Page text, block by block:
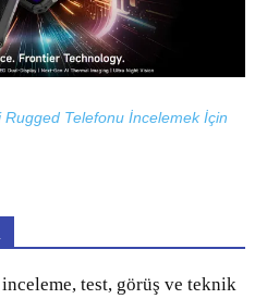
Telefonu İncelemek İçin
test, görüş ve teknik